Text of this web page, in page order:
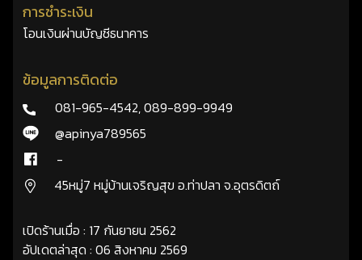
การชำระเงิน
โอนเงินผ่านบัญชีธนาคาร
ข้อมูลการติดต่อ
081-965-4542,089-899-9949
@apinya789565
-
45หมู่7 หมู่บ้านเจริญสุข อ.ท่าปลา จ.อุตรดิตถ์
เปิดร้านเมื่อ : 17 กันยายน 2562
อัปเดตล่าสุด : 06 สิงหาคม 2569